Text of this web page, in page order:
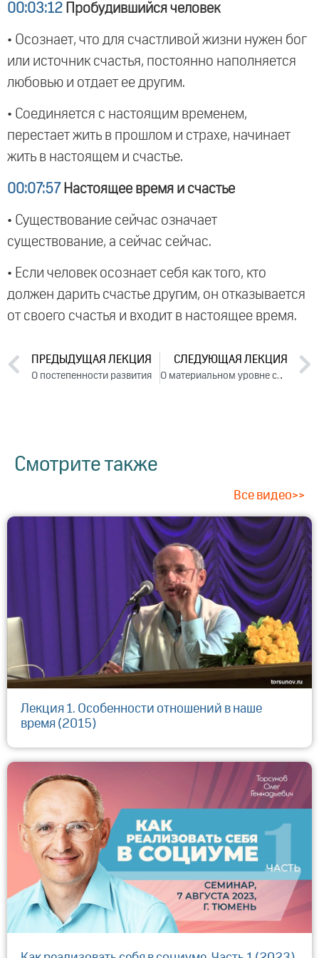
00:03:12 Пробудившийся человек
• Осознает, что для счастливой жизни нужен бог
или источник счастья, постоянно наполняется
любовью и отдает ее другим.
• Соединяется с настоящим временем,
перестает жить в прошлом и страхе, начинает
жить в настоящем и счастье.
00:07:57 Настоящее время и счастье
• Существование сейчас означает
существование, а сейчас сейчас.
• Если человек осознает себя как того, кто
должен дарить счастье другим, он отказывается
от своего счастья и входит в настоящее время.
ПРЕДЫДУЩАЯ ЛЕКЦИЯ
О постепенности развития
СЛЕДУЮЩАЯ ЛЕКЦИЯ
О материальном уровне сознания Ана Майя
Смотрите также
Все видео>>
Лекция 1. Особенности отношений в наше
время (2015)